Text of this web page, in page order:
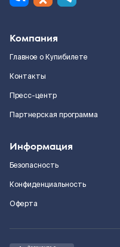
Компания
Главное о Купибилете
Контакты
Пресс-центр
Партнерская программа
Информация
Безопасность
Конфиденциальность
Оферта